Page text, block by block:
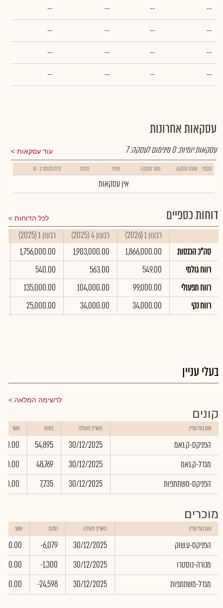
--
--
--
--
--
--
--
--
--
--
--
--
--
--
--
--
עסקאות אחרונות
עוד עסקאות עסקאות יומיות:0מינימום לעסקה:7
מספר שעת עסקה שער עסקה שינוי כמות נפח מסחר ב- ₪
אין עסקאות
דוחות כספיים לכל הדוחות
רבעון 1 (2026) רבעון 4 (2025) רבעון 1 (2025)
סה"כ הכנסות
1,866,000.00
1,903,000.00
1,756,000.00
רווח גולמי
549.00
563.00
540.00
רווח תפעולי
99,000.00
104,000.00
135,000.00
רווח נקי
34,000.00
34,000.00
25,000.00
בעלי עניין
לרשימה המלאה
קונים
שם בעל עניין תאריך פעולה כמות שער
הפניקס-ק.נאמ 30/12/2025
54,895
0.00
מגדל-ק.נאמ
30/12/2025
48,769
0.00
הפניקס-משתתפות
30/12/2025
7,735
0.00
מוכרים
שם בעל עניין תאריך פעולה כמות שער
הפניקס-ע.שוק 30/12/2025
-6,079
0.00
מנורה-נוסטרו
30/12/2025
-1,300
0.00
מגדל-משתתפות
30/12/2025
-24,598
0.00